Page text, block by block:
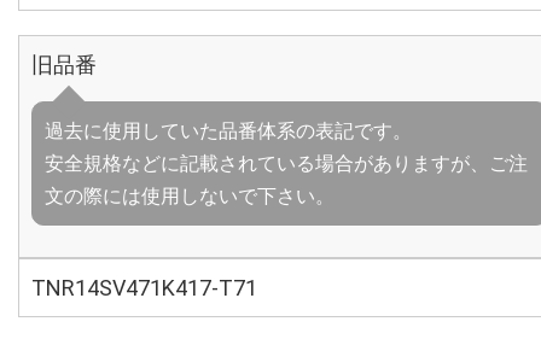
旧品番
過去に使用していた品番体系の表記です。
安全規格などに記載されている場合がありますが、ご注
文の際には使用しないで下さい。
TNR14SV471K417-T71